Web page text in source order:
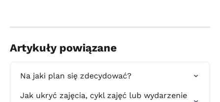
Artykuły powiązane
Na jaki plan się zdecydować?
Jak ukryć zajęcia, cykl zajęć lub wydarzenie